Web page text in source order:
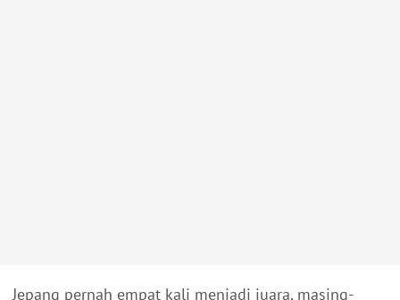
Jepang pernah empat kali menjadi juara, masing-